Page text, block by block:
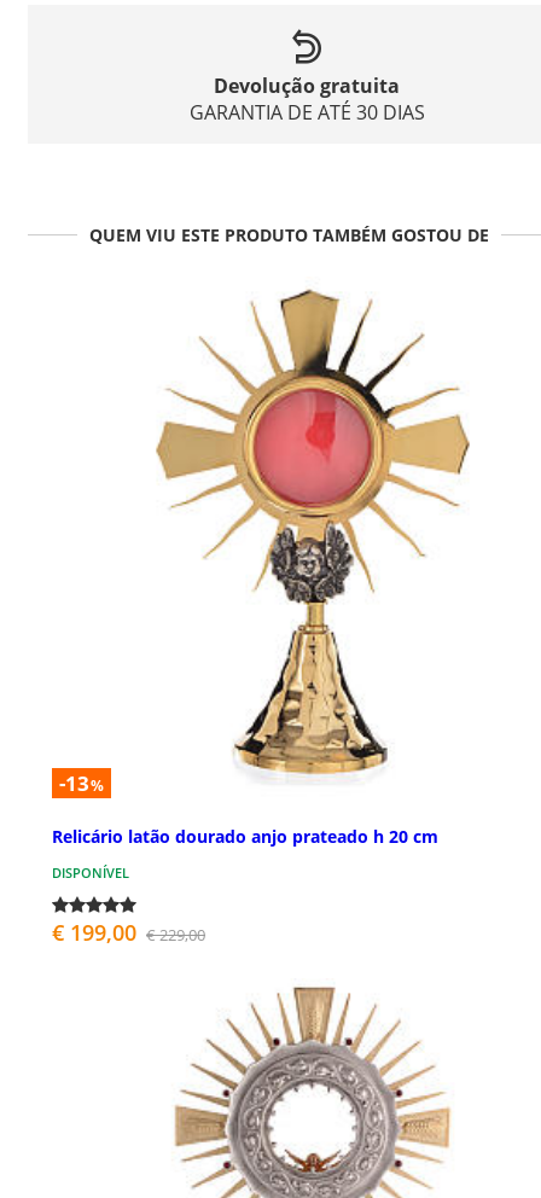
Devolução gratuita
GARANTIA DE ATÉ 30 DIAS
QUEM VIU ESTE PRODUTO TAMBÉM GOSTOU DE
-13%
Relicário latão dourado anjo prateado h 20 cm
DISPONÍVEL
€ 199,00 € 229,00